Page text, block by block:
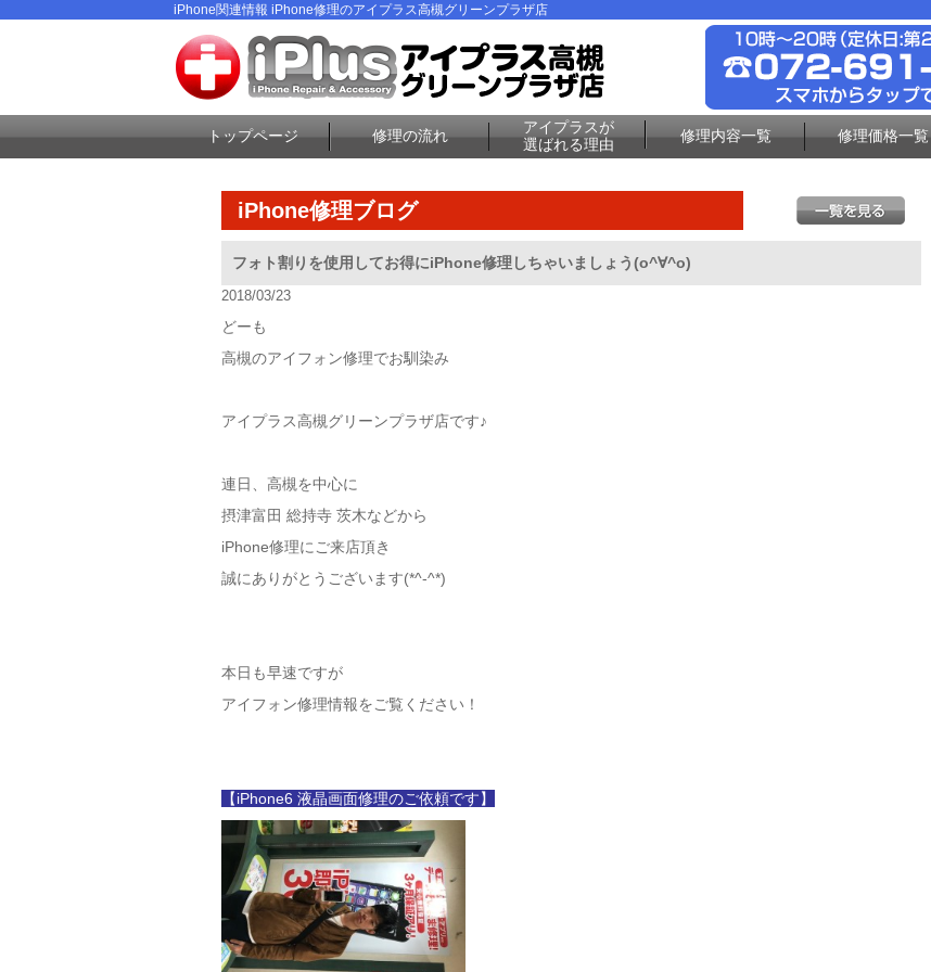
iPhone関連情報 iPhone修理のアイプラス高槻グリーンプラザ店
トップページ 修理の流れ
アイプラスが
選ばれる理由
修理内容一覧 修理価格一覧
iPhone修理ブログ
フォト割りを使用してお得にiPhone修理しちゃいましょう(o^∀^o)
2018/03/23
どーも
高槻のアイフォン修理でお馴染み
アイプラス高槻グリーンプラザ店です♪
連日、高槻を中心に
摂津富田 総持寺 茨木などから
iPhone修理にご来店頂き
誠にありがとうございます(*^-^*)
本日も早速ですが
アイフォン修理情報をご覧ください！
【iPhone6 液晶画面修理のご依頼です】